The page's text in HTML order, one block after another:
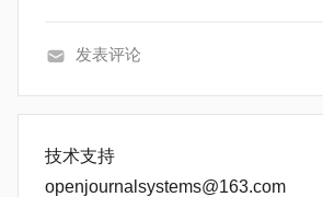
见
题
发表评论
技术支持
openjournalsystems@163.com